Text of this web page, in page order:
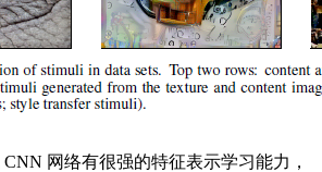
网络有很强的特征表示学习能力，